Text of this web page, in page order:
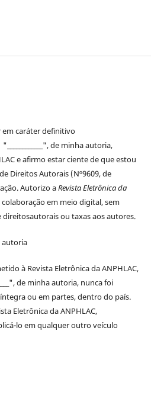
em caráter definitivo
de minha autoria,
e afirmo estar ciente de que estou
DireitosAutorais(Nº9609, de
Autorizo aRevista Eletrônica da
em meio digital, sem
direitosautoraisou taxas aos autores.
autoria
à Revista Eletrônica da ANPHLAC,
de minha autoria, nunca foi
ou em partes, dentrodo país.
Eletrônica da ANPHLAC,
lo em qualquer outro veículo